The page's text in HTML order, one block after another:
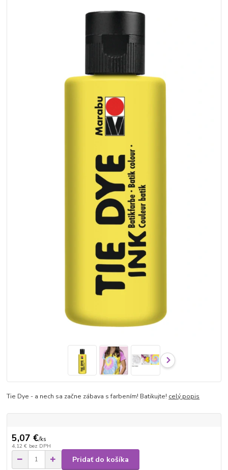
Tie Dye - a nech sa začne zábava s farbením! Batikujte! celý popis
5,07 €/ks
4,12 € bez DPH
Pridať do košíka